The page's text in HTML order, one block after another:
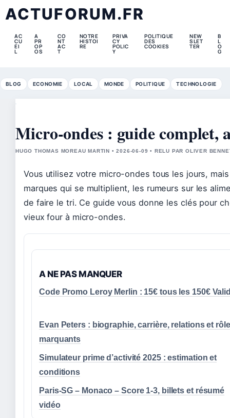
ACTUFORUM.FR
AC
CU
EI
L
A
PR
OP
OS
CO
NT
AC
T
NOTRE
HISTOI
RE
PRIVA
CY
POLIC
Y
POLITIQUE
DES
COOKIES
NEW
SLET
TER
B
L
O
G
BLOG ECONOMIE LOCAL MONDE POLITIQUE TECHNOLOGIE
Micro-ondes : guide
HUGO THOMAS MOREAU MARTIN • 2026-06-09 • RELU PAR OLIVER
Vous utilisez votre micro-ondes tous les jours,
marques qui se multiplient, les rumeurs sur les
de faire le tri. Ce guide vous donne les clés pour
vieux four à micro-ondes.
A NE PAS MANQUER
Code Promo Leroy Merlin : 15€ tous les 150€
Evan Peters : biographie, carrière, relations et
marquants
Simulateur prime d’activité 2025 : estimation et
conditions
Paris-SG – Monaco – Score 1-3, billets et résumé
vidéo